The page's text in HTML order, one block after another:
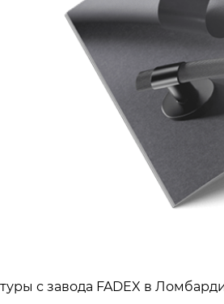
с завода FADEX в